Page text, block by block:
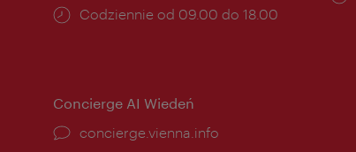
Godziny
Codziennie od 09.00 do 18.00
Concierge AI Wiedeń
concierge.vienna.info